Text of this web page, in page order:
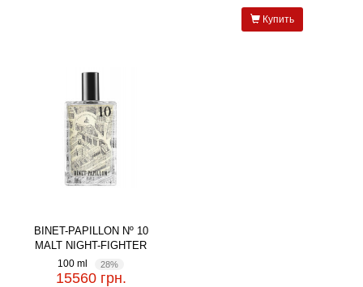
Купить
BINET-PAPILLON Nº 10
MALT NIGHT-FIGHTER
100 ml 28%
15560 грн.